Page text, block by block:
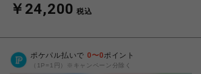
￥24,200 税込
ポケパル払いで 0〜0ポイント
（1P=1円）※キャンペーン分除く